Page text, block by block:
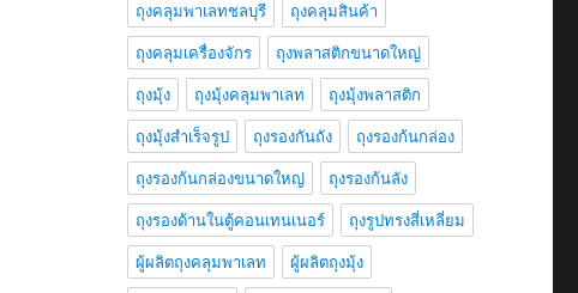
ถุงคลุมพาเลทชลบุรี ถุงคลุมสินค้า
ถุงคลุมเครื่องจักร ถุงพลาสติกขนาดใหญ่
ถุงมุ้ง ถุงมุ้งคลุมพาเลท ถุงมุ้งพลาสติก
ถุงมุ้งสำเร็จรูป ถุงรองกันถัง ถุงรองก้นกล่อง
ถุงรองก้นกล่องขนาดใหญ่ ถุงรองก้นลัง
ถุงรองด้านในตู้คอนเทนเนอร์ ถุงรูปทรงสี่เหลี่ยม
ผู้ผลิตถุงคลุมพาเลท ผู้ผลิตถุงมุ้ง